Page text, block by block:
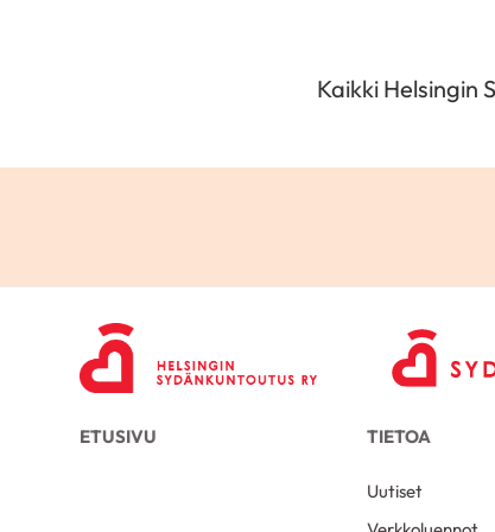
Kaikki Helsingin
ETUSIVU TIETOA
Uutiset